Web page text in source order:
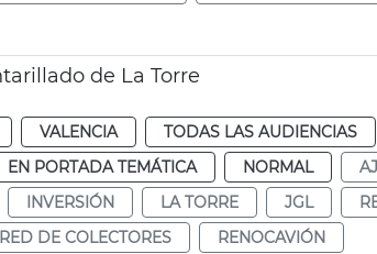
de La Torre
VALENCIA TODAS LAS AUDIENCIAS
EN PORTADA TEMÁTICA NORMAL
INVERSIÓN LA TORRE JGL
RED DE COLECTORES RENOCAVIÓN